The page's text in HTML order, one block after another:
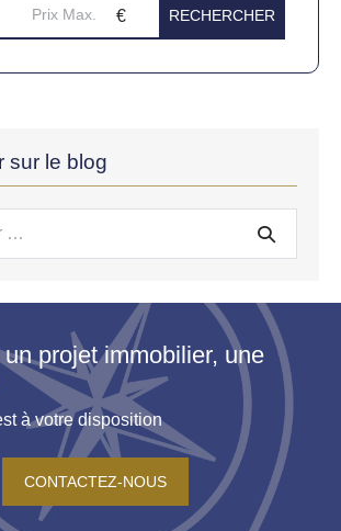
sur le blog
projet immobilier, une
à votre disposition
CONTACTEZ-NOUS